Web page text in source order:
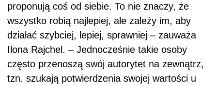
proponują coś od siebie. To nie znaczy, że
wszystko robią najlepiej, ale zależy im, aby
działać szybciej, lepiej, sprawniej – zauważa
Ilona Rajchel. – Jednocześnie takie osoby
często przenoszą swój autorytet na zewnątrz,
tzn. szukają potwierdzenia swojej wartości u